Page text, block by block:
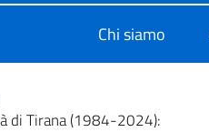
Chi siamo
di Tirana (1984-2024):